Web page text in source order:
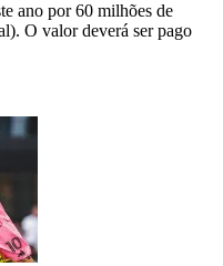
ano por 60 milhões de
O valor deverá ser pago